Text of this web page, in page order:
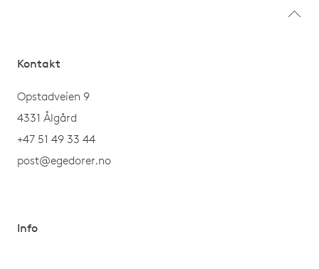
Kontakt
Opstadveien 9
4331 Ålgård
+47 51 49 33 44
post@egedorer.no
Info